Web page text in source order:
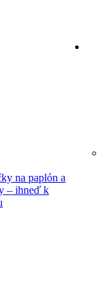
na paplón a
– ihneď k